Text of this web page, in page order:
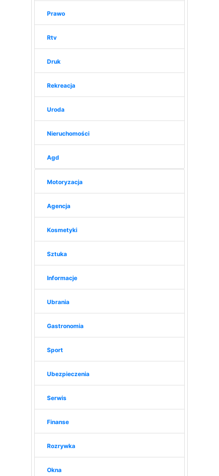
Prawo
Rtv
Druk
Rekreacja
Uroda
Nieruchomości
Agd
Motoryzacja
Agencja
Kosmetyki
Sztuka
Informacje
Ubrania
Gastronomia
Sport
Ubezpieczenia
Serwis
Finanse
Rozrywka
Okna